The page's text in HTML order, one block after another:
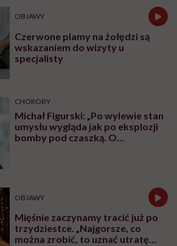
OBJAWY
Czerwone plamy na żołędzi są
wskazaniem do wizyty u
specjalisty
CHOROBY
Michał Figurski: „Po wylewie stan
umysłu wygląda jak po eksplozji
bomby pod czaszką. O
OBJAWY
Mięśnie zaczynamy tracić już po
trzydziestce. „Najgorsze, co
można zrobić, to uznać utratę